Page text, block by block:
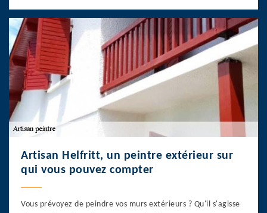
Artisan Helfritt, un peintre extérieur sur
qui vous pouvez compter
Vous prévoyez de peindre vos murs extérieurs ? Qu'il s'agisse